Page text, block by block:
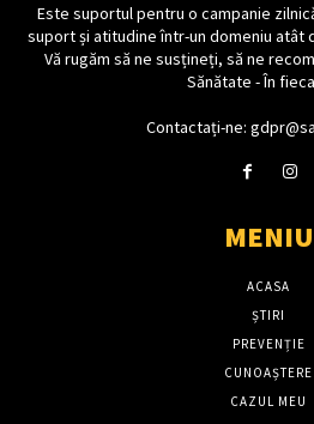
Este suportul pentru o campanie
suport și atitudine într-un domeniu atât
Vă rugăm să ne susțineți, să ne
Sănătate - În
Contactați-ne:
MENIU
ACASA
ȘTIRI
PREVENȚIE
CUNOAȘTERE
CAZUL MEU